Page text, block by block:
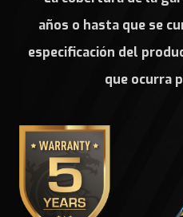
años o hasta que se
especificación del
que ocurra